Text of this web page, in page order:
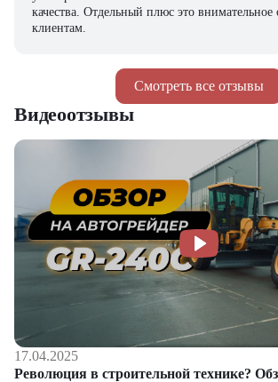
Смотреть все отзывы
качества. Отдельный плюс это
клиентам.
Видеоотзывы
17.04.2025
Революция в строительной технике?